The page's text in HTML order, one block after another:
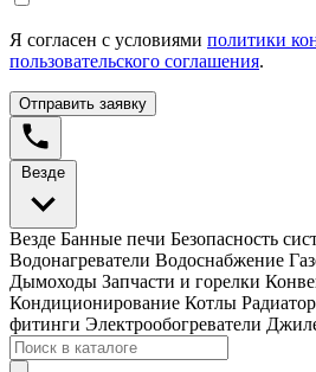
Я согласен с условиями политики
пользовательского соглашения.
Отправить заявку
Везде
Везде Банные печи Безопасность
Водонагреватели Водоснабжение
Дымоходы Запчасти и горелки
Кондиционирование Котлы
фитинги Электрообогреватели